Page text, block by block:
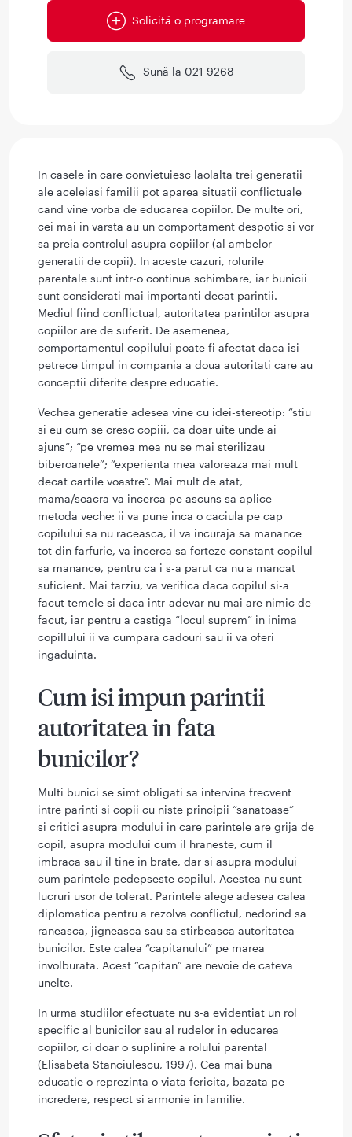
Solicită o programare
Sună la 021 9268
In casele in care convietuiesc laolalta trei generatii
ale aceleiasi familii pot aparea situatii conflictuale
cand vine vorba de educarea copiilor. De multe ori,
cei mai in varsta au un comportament despotic si vor
sa preia controlul asupra copiilor (al ambelor
generatii de copii). In aceste cazuri, rolurile
parentale sunt intr-o continua schimbare, iar bunicii
sunt considerati mai importanti decat parintii.
Mediul fiind conflictual, autoritatea parintilor asupra
copiilor are de suferit. De asemenea,
comportamentul copilului poate fi afectat daca isi
petrece timpul in compania a doua autoritati care au
conceptii diferite despre educatie.
Vechea generatie adesea vine cu idei-stereotip: “stiu
si eu cum se cresc copiii, ca doar uite unde ai
ajuns”; “pe vremea mea nu se mai sterilizau
biberoanele”; “experienta mea valoreaza mai mult
decat cartile voastre”. Mai mult de atat,
mama/soacra va incerca pe ascuns sa aplice
metoda veche: ii va pune inca o caciula pe cap
copilului sa nu raceasca, il va incuraja sa manance
tot din farfurie, va incerca sa forteze constant copilul
sa manance, pentru ca i s-a parut ca nu a mancat
suficient. Mai tarziu, va verifica daca copilul si-a
facut temele si daca intr-adevar nu mai are nimic de
facut, iar pentru a castiga “locul suprem” in inima
copillului ii va cumpara cadouri sau ii va oferi
ingaduinta.
Cum isi impun parintii
autoritatea in fata
bunicilor?
Multi bunici se simt obligati sa intervina frecvent
intre parinti si copii cu niste principii “sanatoase”
si critici asupra modului in care parintele are grija de
copil, asupra modului cum il hraneste, cum il
imbraca sau il tine in brate, dar si asupra modului
cum parintele pedepseste copilul. Acestea nu sunt
lucruri usor de tolerat. Parintele alege adesea calea
diplomatica pentru a rezolva conflictul, nedorind sa
raneasca, jigneasca sau sa stirbeasca autoritatea
bunicilor. Este calea “capitanului” pe marea
involburata. Acest “capitan” are nevoie de cateva
unelte.
In urma studiilor efectuate nu s-a evidentiat un rol
specific al bunicilor sau al rudelor in educarea
copiilor, ci doar o suplinire a rolului parental
(Elisabeta Stanciulescu, 1997). Cea mai buna
educatie o reprezinta o viata fericita, bazata pe
incredere, respect si armonie in familie.